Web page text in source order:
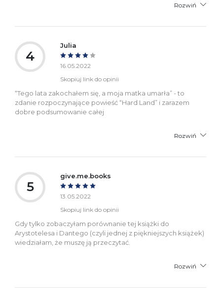
Rozwiń
4
Julia
16.05.2022
Skopiuj link do opinii
“Tego lata zakochałem się, a moja matka umarła” - to
zdanie rozpoczynające powieść “Hard Land” i zarazem
dobre podsumowanie całej
Rozwiń
5
give.me.books
13.05.2022
Skopiuj link do opinii
Gdy tylko zobaczyłam porównanie tej książki do
Arystotelesa i Dantego (czyli jednej z piękniejszych książek)
wiedziałam, że muszę ją przeczytać.
Rozwiń